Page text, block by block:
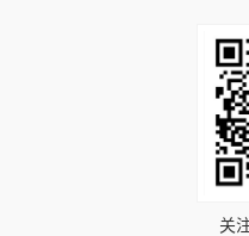
关